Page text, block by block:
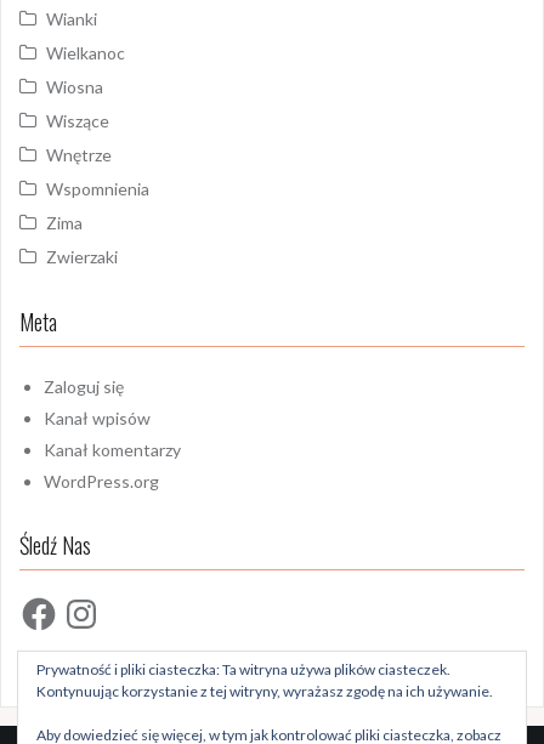
Wianki
Wielkanoc
Wiosna
Wiszące
Wnętrze
Wspomnienia
Zima
Zwierzaki
Meta
Zaloguj się
Kanał wpisów
Kanał komentarzy
WordPress.org
Śledź Nas
FacebookInstagram
Prywatność i pliki ciasteczka: Ta witryna używa plików ciasteczek.
Kontynuując korzystanie z tej witryny, wyrażasz zgodę na ich używanie.
Aby dowiedzieć się więcej, w tym jak kontrolować pliki ciasteczka, zobacz